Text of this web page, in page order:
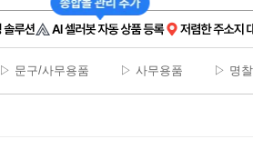
▷ 문구/사무용품 ▷ 사무용품 ▷ 명찰